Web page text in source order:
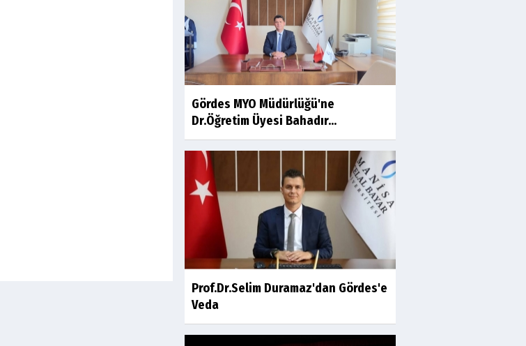
Ahmet İNCE
Beyaz Gömlekli Adam!
Prof.Dr.Ayşe İLKER
Adı Sanı Olmak
Gezerken Zamanın Kollarındaki
Ruhuma Rastlamak
Yaşar ATLI
Kahramanlar
İLKER
Gördes MYO Müdürlüğü'ne
Dr.Öğretim Üyesi Bahadır...
Prof.Dr.Selim Duramaz'dan Gördes'e
Veda